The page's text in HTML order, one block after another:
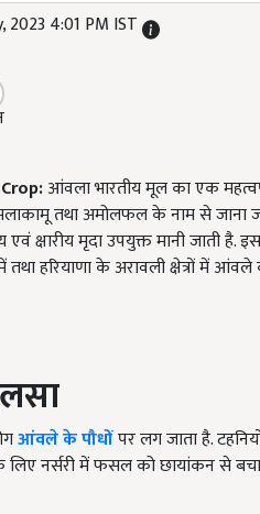
2023 4:01 PM IST
:आंवला भारतीय मूल का एक
तथा अमोलफल के नाम से जाना
क्षारीय मृदा उपयुक्त मानी जाती है.
तथा हरियाणा के अरावली क्षेत्रों में
आंवले के पौधोंपर लग जाता है.
नर्सरी में फसल को छायांकन से